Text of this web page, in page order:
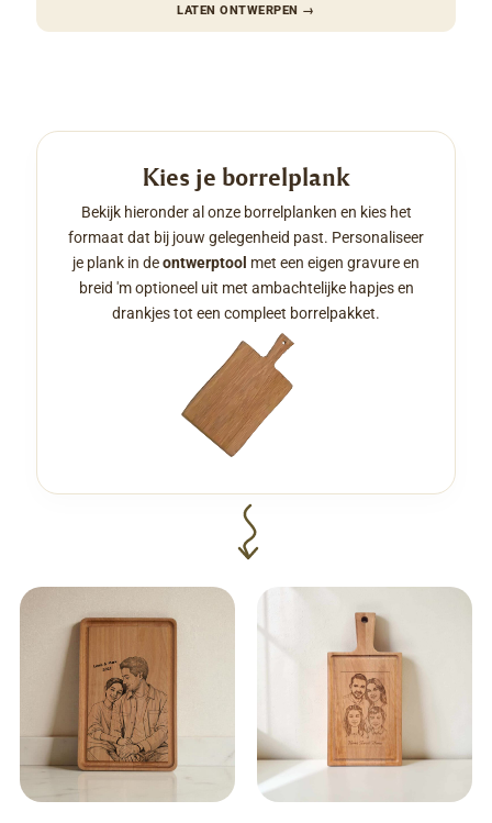
LATEN ONTWERPEN →
Kies je borrelplank
Bekijk hieronder al onze borrelplanken en kies het
formaat dat bij jouw gelegenheid past. Personaliseer
je plank in deontwerptool met een eigen gravure en
breid 'm optioneel uit met ambachtelijke hapjes en
drankjes tot een compleet borrelpakket.